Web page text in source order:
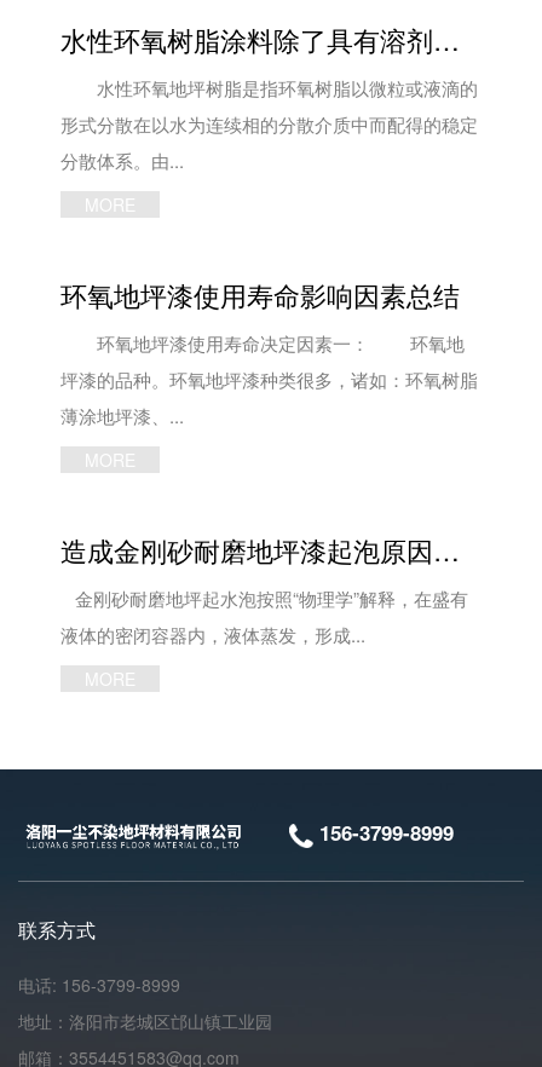
水性环氧树脂涂料除了具有溶剂型环氧树脂涂料的诸多优点
水性环氧地坪树脂是指环氧树脂以微粒或液滴的
形式分散在以水为连续相的分散介质中而配得的稳定
分散体系。由...
MORE
环氧地坪漆使用寿命影响因素总结
环氧地坪漆使用寿命决定因素一： 环氧地
坪漆的品种。环氧地坪漆种类很多，诸如：环氧树脂
薄涂地坪漆、...
MORE
造成金刚砂耐磨地坪漆起泡原因有哪些？
金刚砂耐磨地坪起水泡按照“物理学”解释，在盛有
液体的密闭容器内，液体蒸发，形成...
MORE
156-3799-8999
联系方式
电话: 156-3799-8999
地址：洛阳市老城区邙山镇工业园
邮箱：3554451583@qq.com